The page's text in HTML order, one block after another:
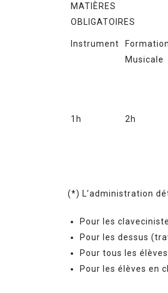
MATIÈRES
OBLIGATOIRES
Instrument
Formation
Musicale
1h 2h
(*) L’administration
Pour les
Pour les dessus
Pour tous les
Pour les élèves en